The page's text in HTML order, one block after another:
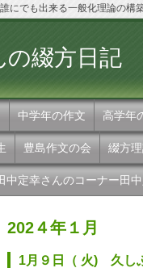
にでも出来る一般化理論の構
んの
中学年の作文 高学年
豊島作文の会 綴方
中定幸さんのコーナー田
202４年１月
1月９日（ 火) 久し